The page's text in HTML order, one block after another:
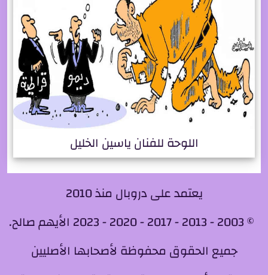
اللوحة للفنان ياسين الخليل
يعتمد على دروبال منذ 2010
© 2003 - 2013 - 2017 - 2020 - 2023 الأيهم صالح.
جميع الحقوق محفوظة لأصحابها الأصليين